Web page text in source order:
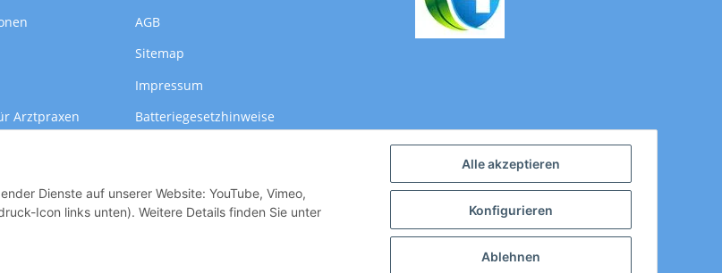
Alle akzeptieren
Konfigurieren
Ablehnen
Dienste auf unserer Website: YouTube, Vimeo,
Icon links unten). Weitere Details finden Sie unter
Arztpraxen
AGB
Sitemap
Impressum
Batteriegesetzhinweise